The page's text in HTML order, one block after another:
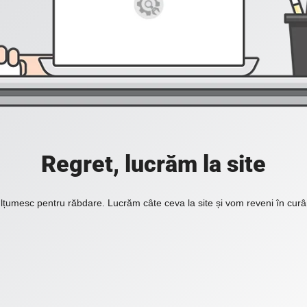
Regret, lucrăm la site
pentru răbdare. Lucrăm câte ceva la site și vom reveni în